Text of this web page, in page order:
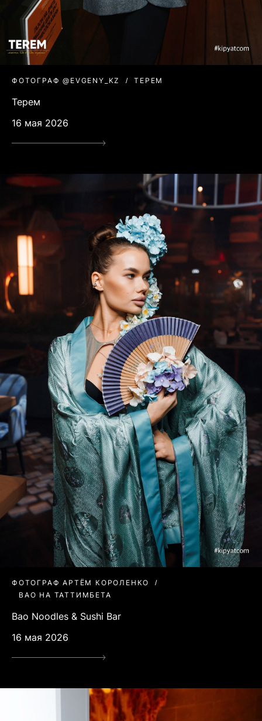
ФОТОГРАФ @EVGENY_KZ ТЕРЕМ
Терем
16 мая 2026
ФОТОГРАФ АРТЁМ КОРОЛЕНКО
BAO НА ТАТТИМБЕТА
Bao Noodles & Sushi Bar
16 мая 2026